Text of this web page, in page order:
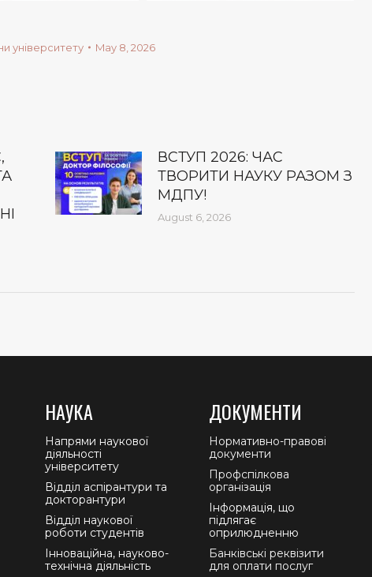
університету May 8, 2026
ВСТУП 2026: ЧАС
ТВОРИТИ НАУКУ РАЗОМ З
МДПУ!
August 6, 2026
НАУКА
Напрями наукової
діяльності
університету
Відділ аспірантури та
докторантури
Відділ наукової
роботи студентів
Інноваційна, науково-
технічна діяльність
ДОКУМЕНТИ
Нормативно-правові
документи
Профспілкова
організація
Інформація, що
підлягає
оприлюдненню
Банківські реквізити
для оплати послуг